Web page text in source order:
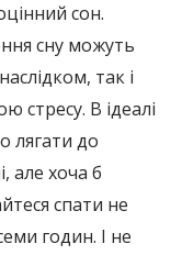
сон.
сну можуть
так і
стресу. В ідеалі
лягати до
але хоча б
спати не
годин. І не